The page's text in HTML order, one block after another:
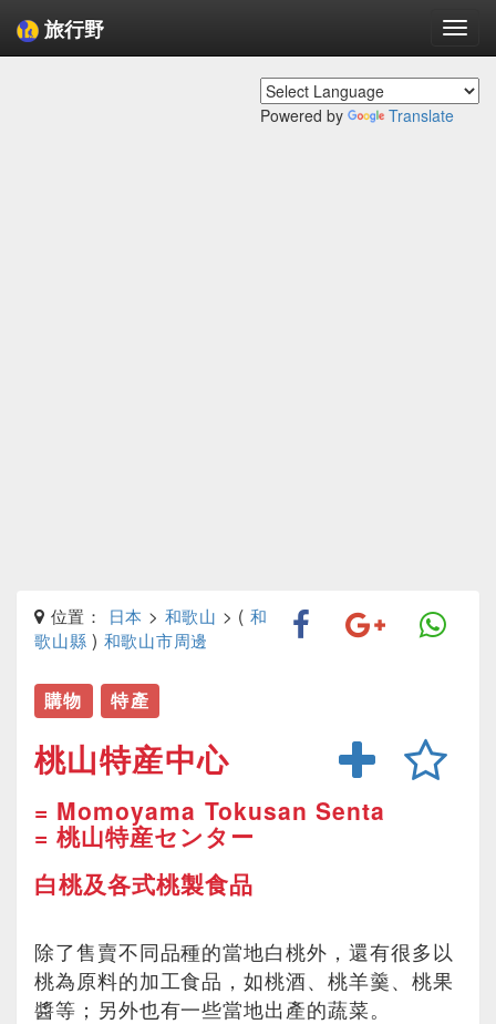
旅行野
Powered by Translate
位置： 日本 > 和歌山 > ( 和
歌山縣 ) 和歌山市周邊
購物 特產
桃山特産中心
= Momoyama Tokusan Senta
= 桃山特産センター
白桃及各式桃製食品
除了售賣不同品種的當地白桃外，還有很多以
桃為原料的加工食品，如桃酒、桃羊羹、桃果
醬等；另外也有一些當地出產的蔬菜。